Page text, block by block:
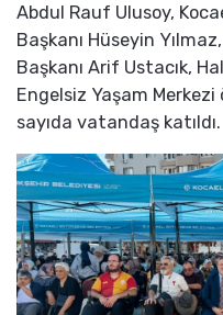
Abdul Rauf Ulusoy,
Başkanı Hüseyin
Başkanı Arif Ustacık,
Engelsiz Yaşam
sayıda vatandaş katıldı.